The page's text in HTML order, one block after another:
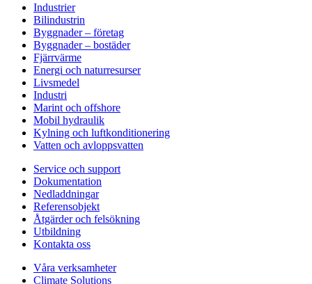
Industrier
Bilindustrin
Byggnader – företag
Byggnader – bostäder
Fjärrvärme
Energi och naturresurser
Livsmedel
Industri
Marint och offshore
Mobil hydraulik
Kylning och luftkonditionering
Vatten och avloppsvatten
Service och support
Dokumentation
Nedladdningar
Referensobjekt
Åtgärder och felsökning
Utbildning
Kontakta oss
Våra verksamheter
Climate Solutions